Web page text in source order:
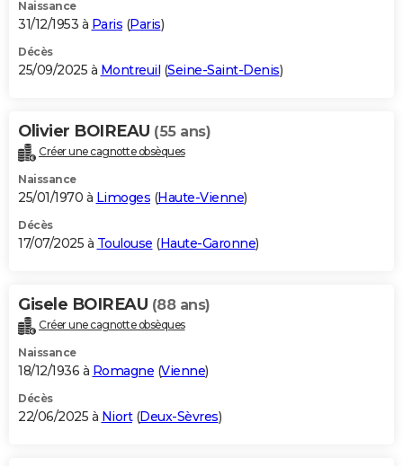
Naissance
31/12/1953 à Paris (Paris)
Décès
25/09/2025 à Montreuil (Seine-Saint-Denis)
Olivier BOIREAU (55 ans)
Créer une cagnotte obsèques
Naissance
25/01/1970 à Limoges (Haute-Vienne)
Décès
17/07/2025 à Toulouse (Haute-Garonne)
Gisele BOIREAU (88 ans)
Créer une cagnotte obsèques
Naissance
18/12/1936 à Romagne (Vienne)
Décès
22/06/2025 à Niort(Deux-Sèvres)